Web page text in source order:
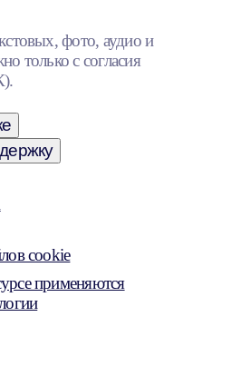
фото, аудио и
только с согласия
cookie
применяются